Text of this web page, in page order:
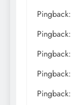
Pingback:
Pingback:
Pingback:
Pingback:
Pingback: